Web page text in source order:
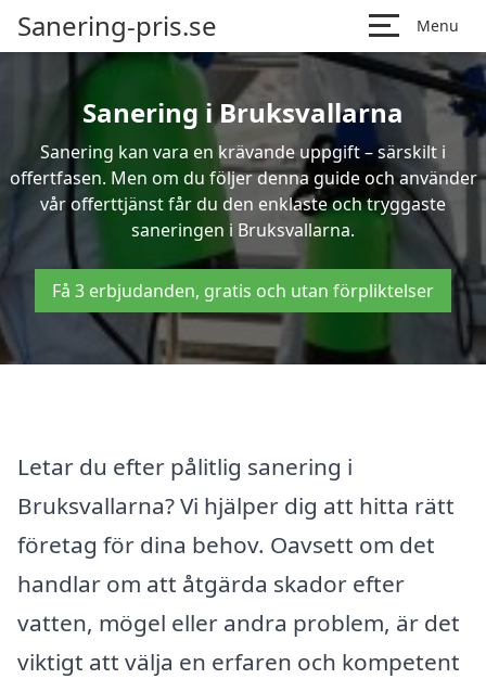
Sanering-pris.se Menu
Sanering i Bruksvallarna
Sanering kan vara en krävande uppgift – särskilt i
offertfasen. Men om du följer denna guide och använder
vår offerttjänst får du den enklaste och tryggaste
saneringen i Bruksvallarna.
Få 3 erbjudanden, gratis och utan förpliktelser
Letar du efter pålitlig sanering i
Bruksvallarna? Vi hjälper dig att hitta rätt
företag för dina behov. Oavsett om det
handlar om att åtgärda skador efter
vatten, mögel eller andra problem, är det
viktigt att välja en erfaren och kompetent